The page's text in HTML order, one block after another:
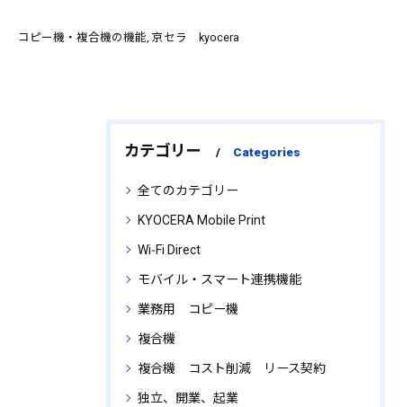
コピー機・複合機の機能 京セラ kyocera
カテゴリー Categories
全てのカテゴリー
KYOCERA Mobile Print
Wi‑Fi Direct
モバイル・スマート連携機能
業務用 コピー機
複合機
複合機 コスト削減 リース契約
独立、開業、起業